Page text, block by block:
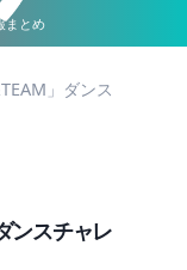
まとめ
」ダンス
ンスチャレ